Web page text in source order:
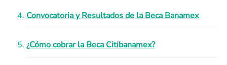
Convocatoria y Resultados de la Beca Banamex
¿Cómo cobrar la Beca Citibanamex?